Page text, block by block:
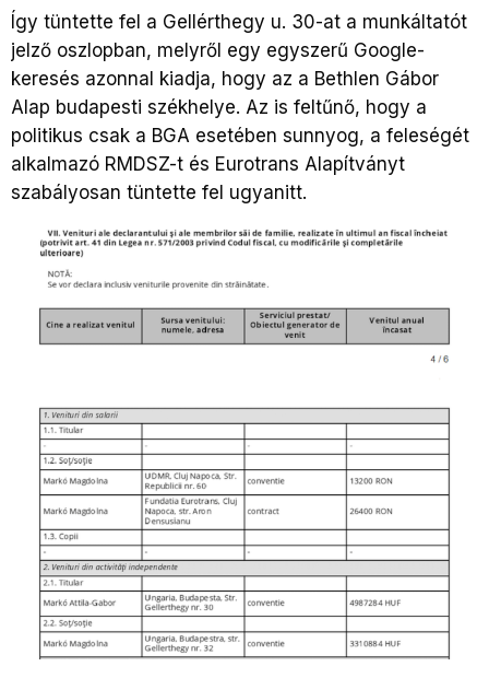
Így tüntette fel a Gellérthegy u. 30-at a munkáltatót
jelző oszlopban, melyről egy egyszerű Google-
keresés azonnal kiadja, hogy az a Bethlen Gábor
Alap budapesti székhelye. Az is feltűnő, hogy a
politikus csak a BGA esetében sunnyog, a feleségét
alkalmazó RMDSZ-t és Eurotrans Alapítványt
szabályosan tüntette fel ugyanitt.